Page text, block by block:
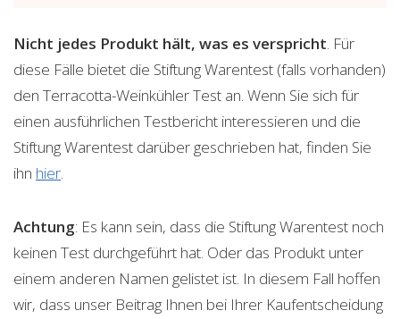
Nicht jedes Produkt hält, was es verspricht. Für
diese Fälle bietet die Stiftung Warentest (falls vorhanden)
den Terracotta-Weinkühler Test an. Wenn Sie sich für
einen ausführlichen Testbericht interessieren und die
Stiftung Warentest darüber geschrieben hat, finden Sie
ihn hier.
Achtung: Es kann sein, dass die Stiftung Warentest noch
keinen Test durchgeführt hat. Oder das Produkt unter
einem anderen Namen gelistet ist. In diesem Fall hoffen
wir, dass unser Beitrag Ihnen bei Ihrer Kaufentscheidung